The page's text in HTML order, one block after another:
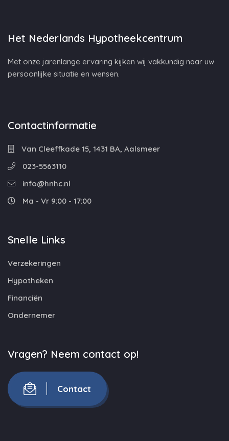
Het Nederlands Hypotheekcentrum
Met onze jarenlange ervaring kijken wij vakkundig naar uw
persoonlijke situatie en wensen.
Contactinformatie
Van Cleeffkade 15, 1431 BA, Aalsmeer
023-5563110
info@hnhc.nl
Ma - Vr 9:00 - 17:00
Snelle Links
Verzekeringen
Hypotheken
Financiën
Ondernemer
Vragen? Neem contact op!
Contact